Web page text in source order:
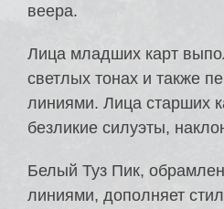
веера.
Лица младших карт
светлых тонах и также
линиями. Лица старших
безликие силуэты,
Белый Туз Пик,
линиями, дополняет